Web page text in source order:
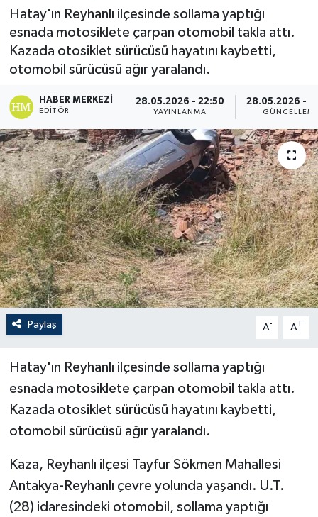
Hatay'ın Reyhanlı ilçesinde sollama yaptığı
esnada motosiklete çarpan otomobil takla attı.
Kazada otosiklet sürücüsü hayatını kaybetti,
otomobil sürücüsü ağır yaralandı.
HABER MERKEZI
EDITÖR
28.05.2026 - 22:50
YAYINLANMA
28.05.2026 -
Paylaş A- A+
Hatay'ın Reyhanlı ilçesinde sollama yaptığı
esnada motosiklete çarpan otomobil takla attı.
Kazada otosiklet sürücüsü hayatını kaybetti,
otomobil sürücüsü ağır yaralandı.
Kaza, Reyhanlı ilçesi Tayfur Sökmen Mahallesi
Antakya-Reyhanlı çevre yolunda yaşandı. U.T.
(28) idaresindeki otomobil, sollama yaptığı